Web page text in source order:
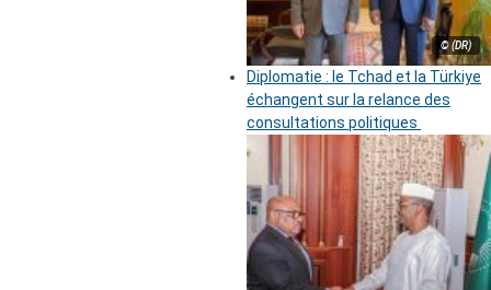
© (DR)
Diplomatie : le Tchad et la Türkiye
échangent sur la relance des
consultations politiques